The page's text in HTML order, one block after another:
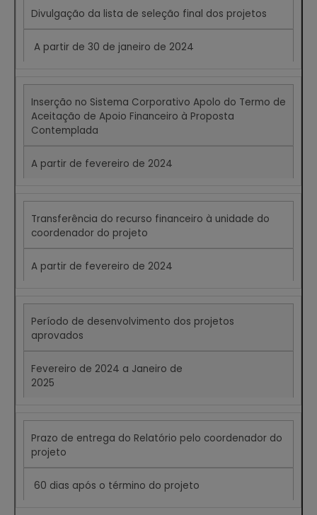
Divulgação da lista de seleção final dos projetos
A partir de 30 de janeiro de 2024
Inserção no Sistema Corporativo Apolo do Termo de
Aceitação de Apoio Financeiro à Proposta
Contemplada
A partir de fevereiro de 2024
Transferência do recurso financeiro à unidade do
coordenador do projeto
A partir de fevereiro de 2024
Período de desenvolvimento dos projetos
aprovados
Fevereiro de 2024 a Janeiro de
2025
Prazo de entrega do Relatório pelo coordenador do
projeto
60 dias após o término do projeto